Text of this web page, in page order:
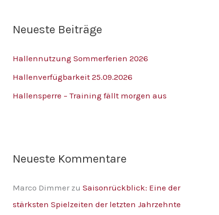
e
a
c
Neueste Beiträge
Hallennutzung Sommerferien 2026
Hallenverfügbarkeit 25.09.2026
Hallensperre – Training fällt morgen aus
Neueste Kommentare
Marco Dimmer zuSaisonrückblick: Eine der
stärksten Spielzeiten der letzten Jahrzehnte